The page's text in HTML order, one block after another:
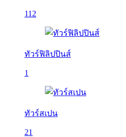
112
ทัวร์ฟิลิปปินส์
1
ทัวร์สเปน
21